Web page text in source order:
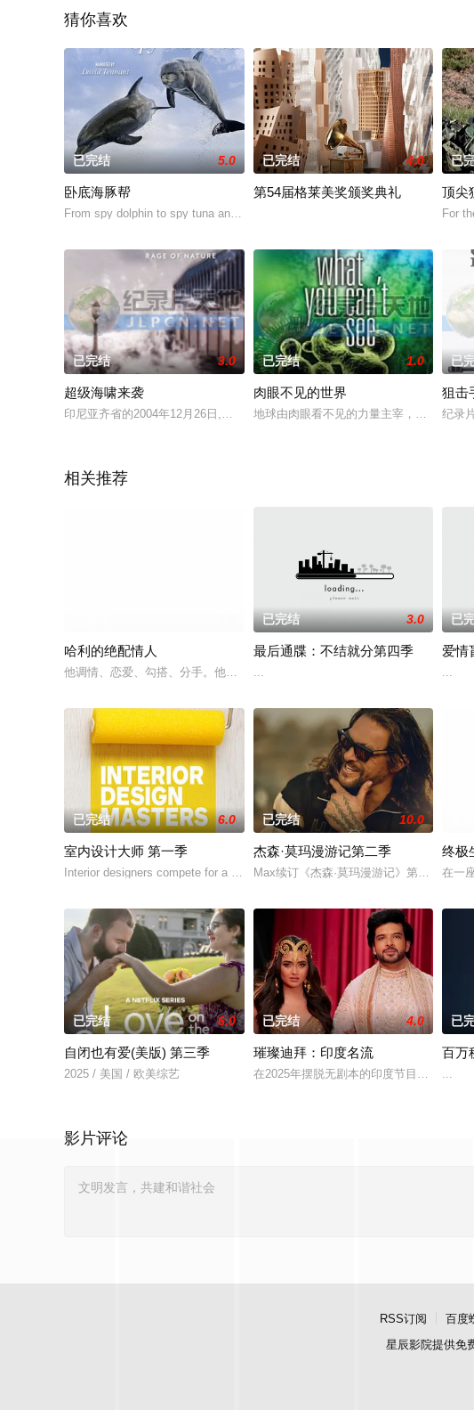
猜你喜欢
已完结 5.0
卧底海豚帮
From spy dolphin to spy tuna and turtle, for the first t
已完结 4.0
第54届格莱美奖颁奖典礼
已
顶尖
For
已完结 3.0
超级海啸来袭
印尼亚齐省的2004年12月26日,历史上最致命的海啸摧毁了海岸,世界震惊。数
已完结 1.0
肉眼不见的世界
地球由肉眼看不见的力量主宰，但现在科
已
狙击
纪录
相关推荐
哈利的绝配情人
他调情、恋爱、勾搭、分手。他甚至用糖果戒指求婚。但现在，在新系列《嫁给
已完结 3.0
最后通牒：不结就分第四季
已
爱情
已完结 6.0
室内设计大师 第一季
Interior designers compete for a life-changing design co
已完结 10.0
杰森·莫玛漫游记第二季
Max续订《杰森·莫玛漫游记》第二季。
终极
在一
已完结 6.0
自闭也有爱(美版) 第三季
2025 / 美国 / 欧美综艺
已完结 4.0
璀璨迪拜：印度名流
在2025年摆脱无剧本的印度节目后，
已
百万
影片评论
RSS订阅 百度
星辰影院提供免